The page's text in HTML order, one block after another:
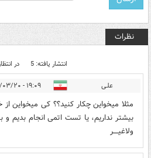
نظرات
انتشار یافته: 5 در
علـی ۱۹:۰۹ - ۱۴۰۵/۰۳/۲۰
مثلا میخواین چکار کنید؟؟ کی میخواین از
ولاغیــــر